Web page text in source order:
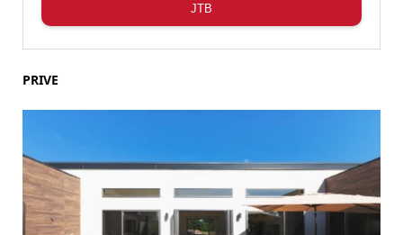
JTB
PRIVE